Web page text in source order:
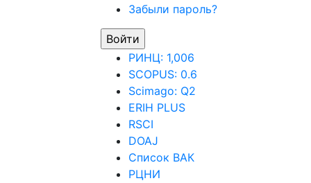
Забыли пароль?
РИНЦ: 1,006
SCOPUS: 0.6
Scimago: Q2
ERIH PLUS
RSCI
DOAJ
Список ВАК
РЦНИ